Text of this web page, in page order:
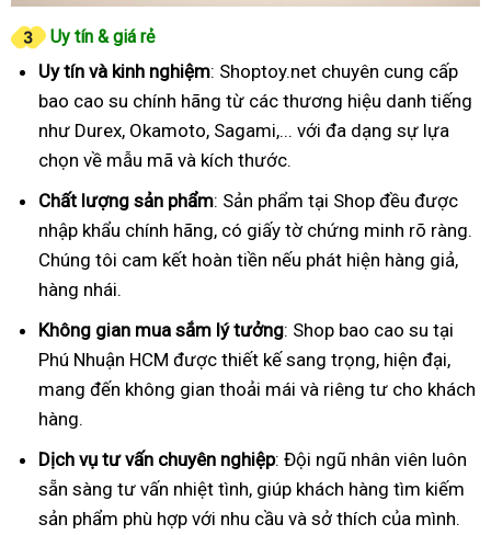
Uy tín & giá rẻ
Uy tín và kinh nghiệm: Shoptoy.net chuyên cung cấp
bao cao su chính hãng từ các thương hiệu danh tiếng
như Durex, Okamoto, Sagami,... với đa dạng sự lựa
chọn về mẫu mã và kích thước.
Chất lượng sản phẩm: Sản phẩm tại Shop đều được
nhập khẩu chính hãng, có giấy tờ chứng minh rõ ràng.
Chúng tôi cam kết hoàn tiền nếu phát hiện hàng giả,
hàng nhái.
Không gian mua sắm lý tưởng: Shop bao cao su tại
Phú Nhuận HCM được thiết kế sang trọng, hiện đại,
mang đến không gian thoải mái và riêng tư cho khách
hàng.
Dịch vụ tư vấn chuyên nghiệp: Đội ngũ nhân viên luôn
sẵn sàng tư vấn nhiệt tình, giúp khách hàng tìm kiếm
sản phẩm phù hợp với nhu cầu và sở thích của mình.